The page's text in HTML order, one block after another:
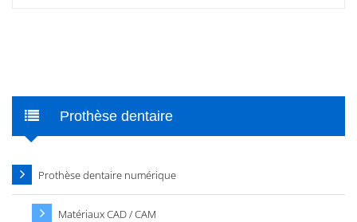
Prothèse dentaire
Prothèse dentaire numérique
Matériaux CAD / CAM